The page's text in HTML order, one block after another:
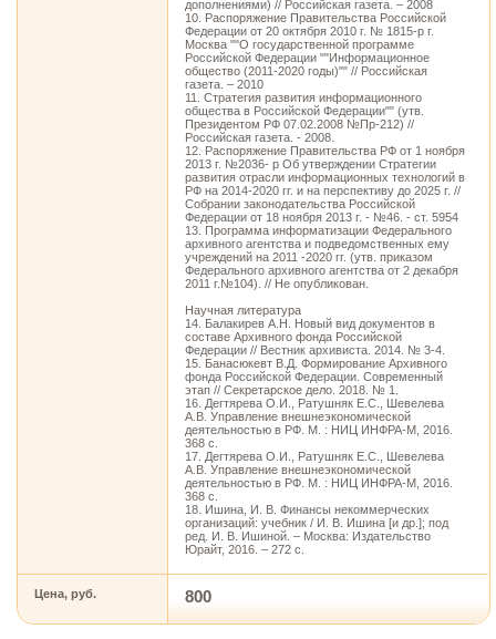
дополнениями) // Российская газета. – 2008
10. Распоряжение Правительства Российской
Федерации от 20 октября 2010 г. № 1815-р г.
Москва ""О государственной программе
Российской Федерации ""Информационное
общество (2011-2020 годы)"" // Российская
газета. – 2010
11. Стратегия развития информационного
общества в Российской Федерации"" (утв.
Президентом РФ 07.02.2008 №Пр-212) //
Российская газета. - 2008.
12. Распоряжение Правительства РФ от 1 ноября
2013 г. №2036- р Об утверждении Стратегии
развития отрасли информационных технологий в
РФ на 2014-2020 гг. и на перспективу до 2025 г. //
Собрании законодательства Российской
Федерации от 18 ноября 2013 г. - №46. - ст. 5954
13. Программа информатизации Федерального
архивного агентства и подведомственных ему
учреждений на 2011 -2020 гг. (утв. приказом
Федерального архивного агентства от 2 декабря
2011 г.№104). // Не опубликован.
Научная литература
14. Балакирев А.Н. Новый вид документов в
составе Архивного фонда Российской
Федерации // Вестник архивиста. 2014. № 3-4.
15. Банасюкевт В.Д. Формирование Архивного
фонда Российской Федерации. Современный
этап // Секретарское дело. 2018. № 1.
16. Дегтярева О.И., Ратушняк Е.С., Шевелева
А.В. Управление внешнеэкономической
деятельностью в РФ. М. : НИЦ ИНФРА-М, 2016.
368 с.
17. Дегтярева О.И., Ратушняк Е.С., Шевелева
А.В. Управление внешнеэкономической
деятельностью в РФ. М. : НИЦ ИНФРА-М, 2016.
368 с.
18. Ишина, И. В. Финансы некоммерческих
организаций: учебник / И. В. Ишина [и др.]; под
ред. И. В. Ишиной. – Москва: Издательство
Юрайт, 2016. – 272 с.
Цена, руб. 800